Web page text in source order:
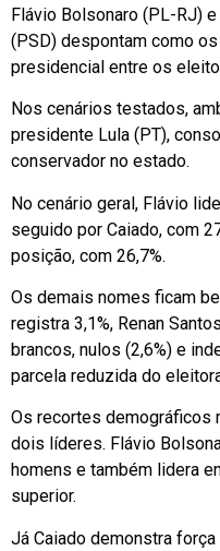
Flávio Bolsonaro (PL-RJ)
(PSD) despontam como
presidencial entre os
Nos cenários testados,
presidente Lula (PT),
conservador no estado.
No cenário geral, Flávio
seguido por Caiado, com
posição, com 26,7%.
Os demais nomes ficam
registra 3,1%, Renan
brancos, nulos (2,6%) e
parcela reduzida do
Os recortes demográficos
dois líderes. Flávio
homens e também lidera
superior.
Já Caiado demonstra